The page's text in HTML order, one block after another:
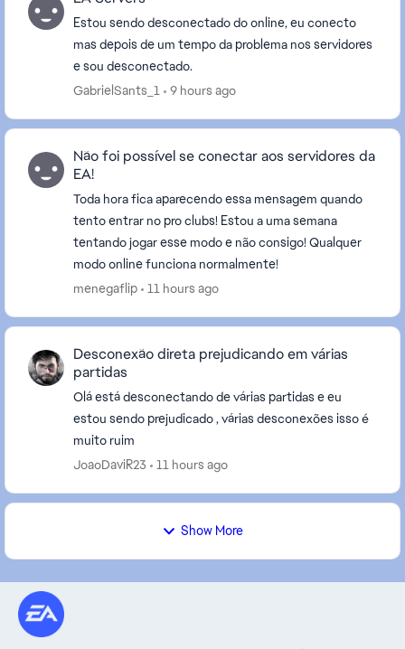
Estou sendo desconectado do online, eu conecto
mas depois de um tempo da problema nos servidores
e sou desconectado.
GabrielSants_1
9 hours ago
Não foi possível se conectar aos servidores da
EA!
Toda hora fica aparecendo essa mensagem quando
tento entrar no pro clubs! Estou a uma semana
tentando jogar esse modo e não consigo! Qualquer
modo online funciona normalmente!
menegaflip
11 hours ago
Desconexão direta prejudicando em várias
partidas
Olá está desconectando de várias partidas e eu
estou sendo prejudicado , várias desconexões isso é
muito ruim
JoaoDaviR23
11 hours ago
Show More